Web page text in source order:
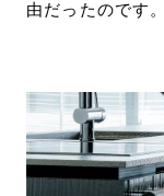
由だったのです。